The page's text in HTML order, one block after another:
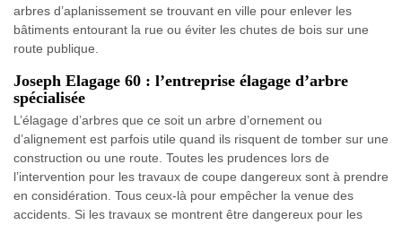
arbres d’aplanissement se trouvant en ville pour enlever les
bâtiments entourant la rue ou éviter les chutes de bois sur une
route publique.
Joseph Elagage 60 : l’entreprise élagage d’arbre
spécialisée
L’élagage d’arbres que ce soit un arbre d’ornement ou
d’alignement est parfois utile quand ils risquent de tomber sur une
construction ou une route. Toutes les prudences lors de
l’intervention pour les travaux de coupe dangereux sont à prendre
en considération. Tous ceux-là pour empêcher la venue des
accidents. Si les travaux se montrent être dangereux pour les